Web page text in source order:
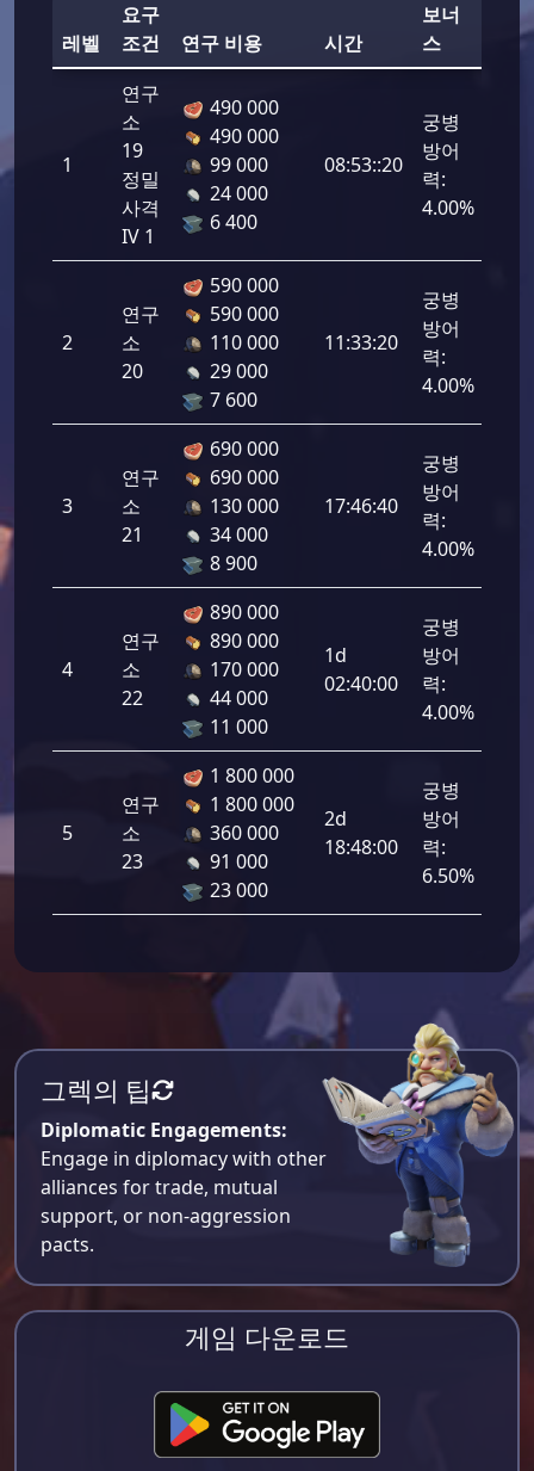
레벨
요구
조건
연구 비용 시간
보너
스
전투
1
연구
소
19
정밀
사격
IV 1
490 000
490 000
99 000
24 000
6 400
08:53::20
궁병
방어
력:
4.00%
2
연구
소
20
590 000
590 000
110 000
29 000
7 600
11:33:20
궁병
방어
력:
4.00%
3
연구
소
21
690 000
690 000
130 000
34 000
8 900
17:46:40
궁병
방어
력:
4.00%
4
연구
소
22
890 000
890 000
170 000
44 000
11 000
1d
02:40:00
궁병
방어
력:
4.00%
5
연구
소
23
1 800 000
1 800 000
360 000
91 000
23 000
2d
18:48:00
궁병
방어
력:
6.50%
그렉의 팁
Diplomatic Engagements:
Engage in diplomacy with other
alliances for trade, mutual
support, or non-aggression
pacts.
게임 다운로드